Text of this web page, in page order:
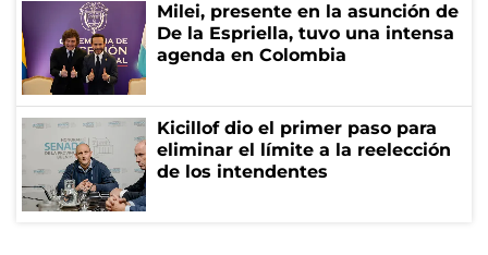
Milei, presente en la asunción de
De la Espriella, tuvo una intensa
agenda en Colombia
Kicillof dio el primer paso para
eliminar el límite a la reelección
de los intendentes